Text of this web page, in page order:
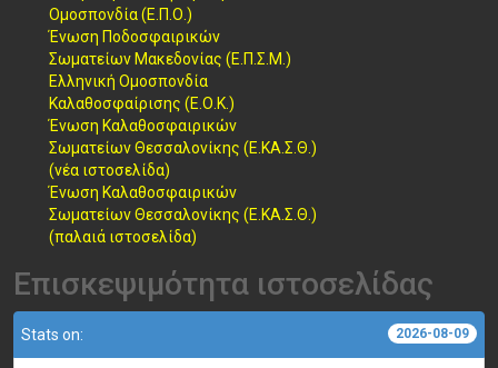
Ομοσπονδία (Ε.Π.Ο.)
Ένωση Ποδοσφαιρικών
Σωματείων Μακεδονίας (Ε.Π.Σ.Μ.)
Ελληνική Ομοσπονδία
Καλαθοσφαίρισης (Ε.Ο.Κ.)
Ένωση Καλαθοσφαιρικών
Σωματείων Θεσσαλονίκης (Ε.ΚΑ.Σ.Θ.)
(νέα ιστοσελίδα)
Ένωση Καλαθοσφαιρικών
Σωματείων Θεσσαλονίκης (Ε.ΚΑ.Σ.Θ.)
(παλαιά ιστοσελίδα)
Επισκεψιμότητα ιστοσελίδας
Stats on: 2026-08-09